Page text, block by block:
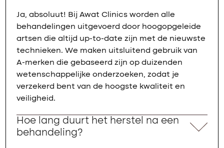
Ja, absoluut! Bij Awat Clinics worden alle
behandelingen uitgevoerd door hoogopgeleide
artsen die altijd up-to-date zijn met de nieuwste
technieken. We maken uitsluitend gebruik van
A-merken die gebaseerd zijn op duizenden
wetenschappelijke onderzoeken, zodat je
verzekerd bent van de hoogste kwaliteit en
veiligheid.
Hoe lang duurt het herstel na een
behandeling?